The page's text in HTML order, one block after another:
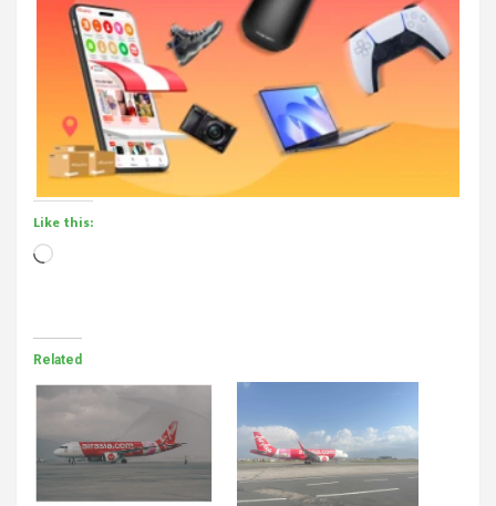
Like this:
Loading…
Related